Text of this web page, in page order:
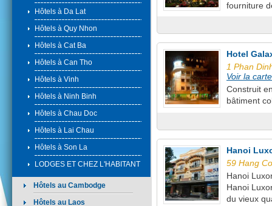
Hôtels à Da Lat
Hôtels à Quy Nhon
Hôtels à Cat Ba
Hôtels à Can Tho
Hôtels à Vinh
Hôtels à Ninh Binh
Hôtels à Chau Doc
Hôtels à Lai Chau
Hôtels à Son La
LODGES ET CHEZ L'HABITANT
Hôtels au Cambodge
Hôtels au Laos
fourniture
Hotel
1 Phan
Voir la carte
Construit
bâtiment
Hanoi
59 Hang
Hanoi
Hanoi
du vieux